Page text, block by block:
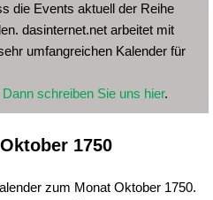
die Events aktuell der Reihe
dasinternet.net arbeitet mit
umfangreichen Kalender für
Dann schreiben Sie uns hier.
1750
zum Monat Oktober 1750.